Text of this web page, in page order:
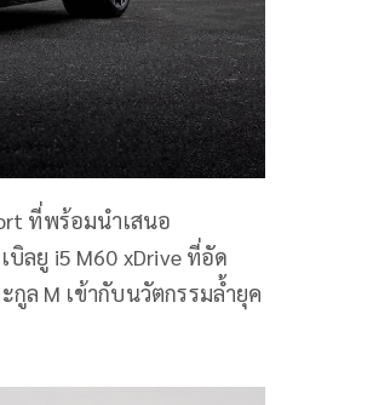
ที่พร้อมนำเสนอ
ลยู i5 M60 xDrive ที่อัด
ล M เข้ากับนวัตกรรมล้ำยุค